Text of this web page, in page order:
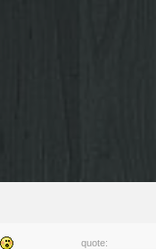
quote: